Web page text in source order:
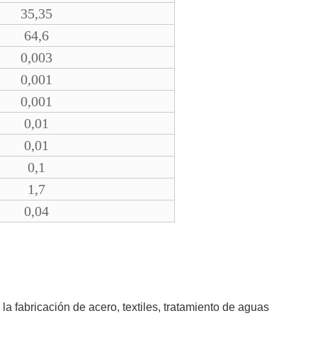
35,35
64,6
0,003
0,001
0,001
0,01
0,01
0,1
1,7
0,04
fabricación de acero, textiles, tratamiento de aguas